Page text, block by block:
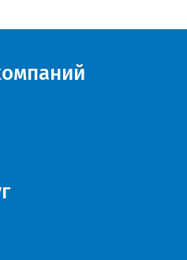
экосистемы
вообще незаметным.